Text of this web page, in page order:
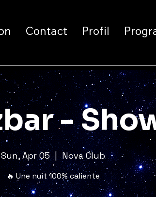
Contact Profil
-
Sun, Apr 05
  |
Nova Club
🔥 Une nuit 100% caliente